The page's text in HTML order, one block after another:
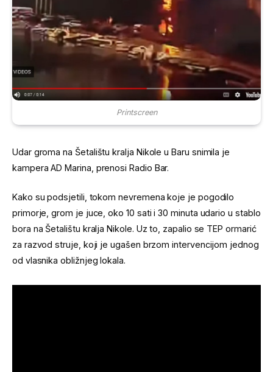
Printscreen
Udar groma na Šetalištu kralja Nikole u Baru snimila je
kampera AD Marina, prenosi Radio Bar.
Kako su podsjetili, tokom nevremena koje je pogodilo
primorje, grom je juce, oko 10 sati i 30 minuta udario u stablo
bora na Šetalištu kralja Nikole. Uz to, zapalio se TEP ormarić
za razvod struje, koji je ugašen brzom intervencijom jednog
od vlasnika obližnjeg lokala.